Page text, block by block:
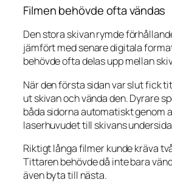
Filmen behövde ofta vändas
Den stora skivan rymde
jämfört med senare digitala
behövde ofta delas upp mellan
När den första sidan var slut fick
ut skivan och vända den. Dyrare
båda sidorna automatiskt genom
laserhuvudet till skivans
Riktigt långa filmer kunde kräva
Tittaren behövde då inte bara
även byta till nästa.